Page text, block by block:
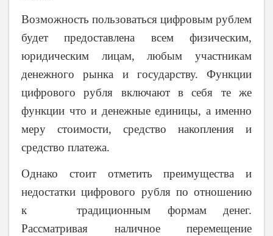
Возможность пользоваться цифровым рублем
будет предоставлена всем физическим,
юридическим лицам, любым участникам
денежного рынка и государству. Функции
цифрового рубля включают в себя те же
функции что и денежные единицы, а именно
меру стоимости, средство накопления и
средство платежа.
Однако стоит отметить преимущества и
недостатки цифрового рубля по отношению
к традиционным формам денег.
Рассматривая наличное перемещение